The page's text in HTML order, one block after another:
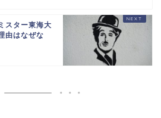
スター東海大
由はなぜな